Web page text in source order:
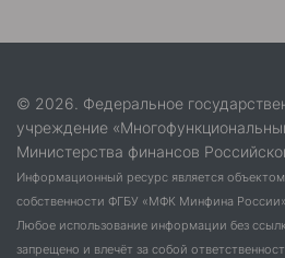
© 2026. Федеральное
учреждение
Министерства финансов
Информационный ресурс является объектом
собственности ФГБУ «МФК Минфина
Любое использование информации без
запрещено и влечёт за собой